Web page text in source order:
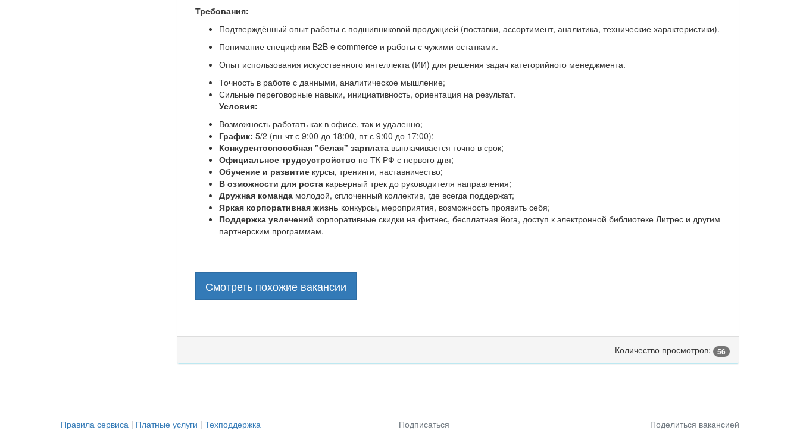
Требования:
Подтверждённый опыт работы с подшипниковой продукцией (поставки, ассортимент, аналитика, технические характеристики).
Понимание специфики B2B e commerce и работы с чужими остатками.
Опыт использования искусственного интеллекта (ИИ) для решения задач категорийного менеджмента.
Точность в работе с данными, аналитическое мышление;
Сильные переговорные навыки, инициативность, ориентация на результат.
Условия:
Возможность работать как в офисе, так и удаленно;
График: 5/2 (пн-чт с 9:00 до 18:00, пт с 9:00 до 17:00);
Конкурентоспособная "белая" зарплата выплачивается точно в срок;
Официальное трудоустройство по ТК РФ с первого дня;
Обучение и развитие курсы, тренинги, наставничество;
В озможности для роста карьерный трек до руководителя направления;
Дружная команда молодой, сплоченный коллектив, где всегда поддержат;
Яркая корпоративная жизнь конкурсы, мероприятия, возможность проявить себя;
Поддержка увлечений корпоративные скидки на фитнес, бесплатная йога, доступ к электронной библиотеке Литрес и другим
партнерским программам.
Смотреть похожие вакансии
Количество просмотров: 56
Правила сервиса | Платные услуги | Техподдержка Подписаться Поделиться вакансией